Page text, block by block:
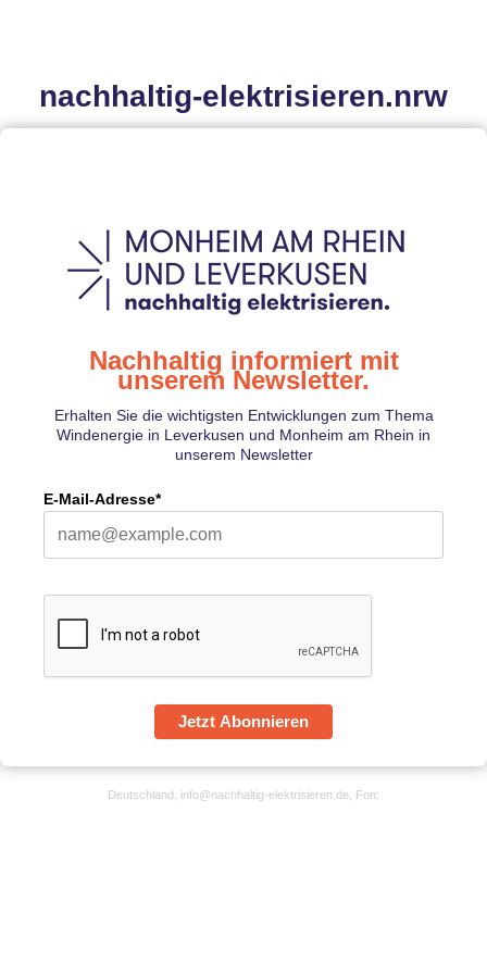
nachhaltig-elektrisieren.nrw
Nachhaltig informiert mit
unserem Newsletter.
Erhalten Sie die wichtigsten Entwicklungen zum Thema
Windenergie in Leverkusen und Monheim am Rhein in
unserem Newsletter
E-Mail-Adresse*
Jetzt Abonnieren
Deutschland, info@nachhaltig-elektrisieren.de, Fon: